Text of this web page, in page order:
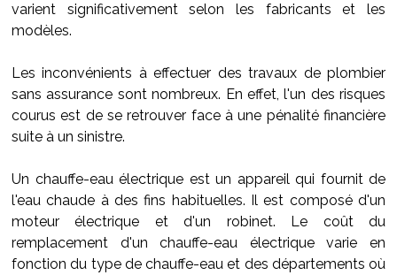
varient significativement selon les fabricants et les
modèles.
Les inconvénients à effectuer des travaux de plombier
sans assurance sont nombreux. En effet, l'un des risques
courus est de se retrouver face à une pénalité financière
suite à un sinistre.
Un chauffe-eau électrique est un appareil qui fournit de
l'eau chaude à des fins habituelles. Il est composé d'un
moteur électrique et d'un robinet. Le coût du
remplacement d'un chauffe-eau électrique varie en
fonction du type de chauffe-eau et des départements où